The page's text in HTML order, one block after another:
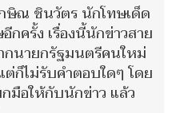
ษิณ ชินวัตร นักโทษเด็ด
กครั้ง เรื่องนี้นักข่าวสาย
กนายกรัฐมนตรีคนใหม่
ก็ไม่รับคำตอบใดๆ โดย
มือให้กับนักข่าว แล้ว